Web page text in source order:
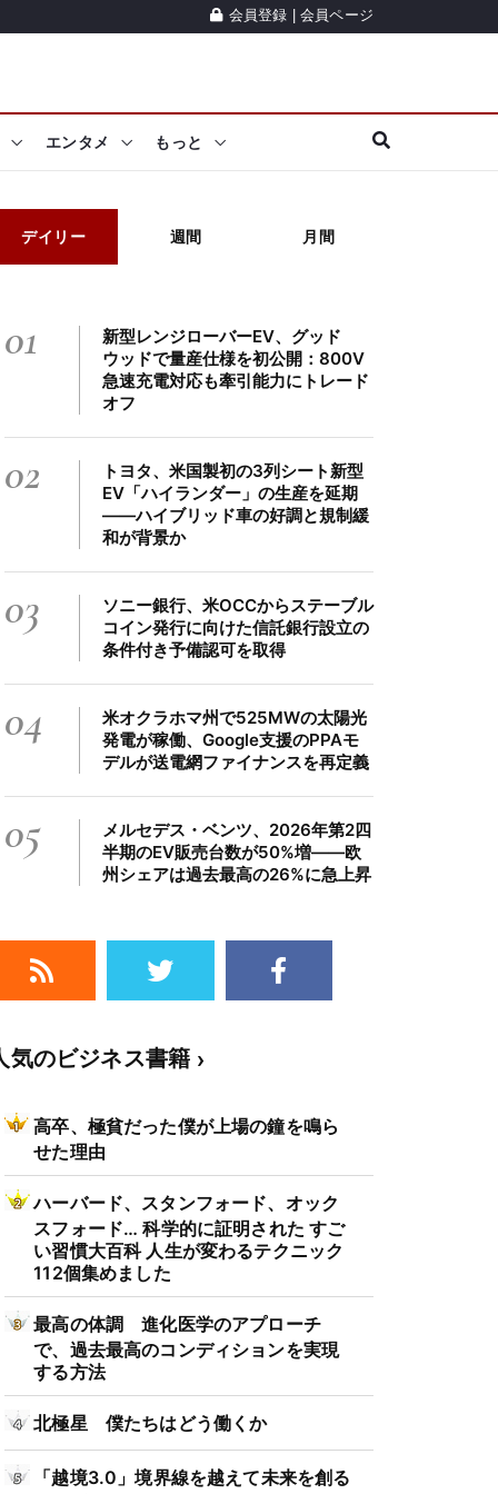
会員登録 会員ページ
エンタメ もっと
デイリー 週間 月間
01
新型レンジローバーEV、グッド
ウッドで量産仕様を初公開：800V
急速充電対応も牽引能力にトレード
オフ
02
トヨタ、米国製初の3列シート新型
EV「ハイランダー」の生産を延期
――ハイブリッド車の好調と規制緩
和が背景か
03
ソニー銀行、米OCCからステーブル
コイン発行に向けた信託銀行設立の
条件付き予備認可を取得
04
米オクラホマ州で525MWの太陽光
発電が稼働、Google支援のPPAモ
デルが送電網ファイナンスを再定義
05
メルセデス・ベンツ、2026年第2四
半期のEV販売台数が50%増――欧
州シェアは過去最高の26%に急上昇
気のビジネス書籍
高卒、極貧だった僕が上場の鐘を鳴ら
せた理由
ハーバード、スタンフォード、オック
スフォード… 科学的に証明された すご
い習慣大百科 人生が変わるテクニック
112個集めました
最高の体調 進化医学のアプローチ
で、過去最高のコンディションを実現
する方法
北極星 僕たちはどう働くか
「越境3.0」境界線を越えて未来を創る